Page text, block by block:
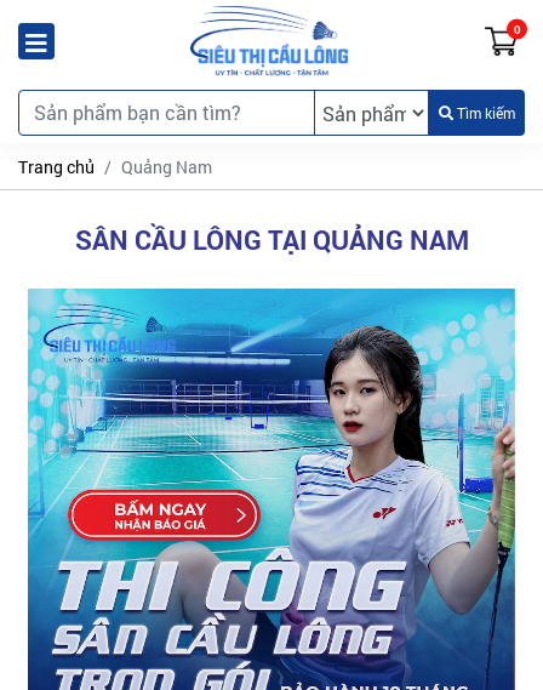
0
Tìm kiếm
Trang chủ Quảng Nam
SÂN CẦU LÔNG TẠI QUẢNG NAM